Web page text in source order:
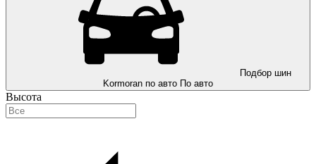
Подбор шин
Kormoran по авто По авто
Высота